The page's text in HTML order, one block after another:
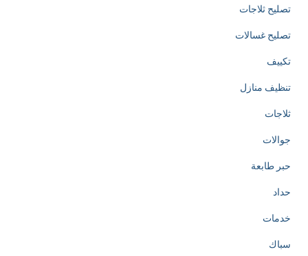
c
a
e
d
o
h
e
تصليح ثلاجات
تصليح غسالات
تكييف
تنظيف منازل
ثلاجات
جوالات
حبر طابعة
حداد
خدمات
سباك